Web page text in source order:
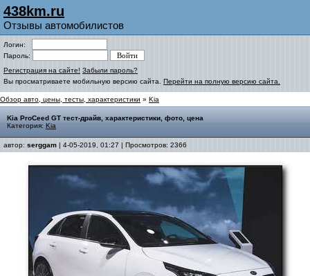
438km.ru
Отзывы автомобилистов
Логин:
Пароль:
Регистрация на сайте! Забыли пароль?
Вы просматриваете мобильную версию сайта. Перейти на полную версию сайта.
Обзор авто, цены, тесты, характеристики » Kia
Kia ProCeed GT тест-драйв, характеристики, фото, цена
Категория: Kia
автор: serggam | 4-05-2019, 01:27 | Просмотров: 2366